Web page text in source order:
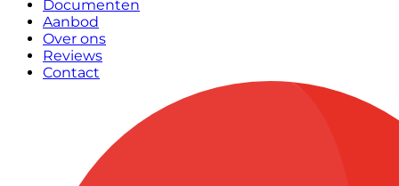
Documenten
Aanbod
Over ons
Reviews
Contact